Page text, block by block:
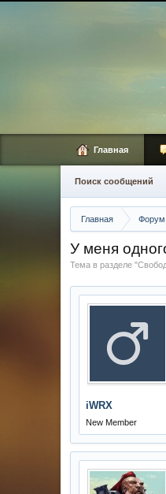
Главная Форум
У меня
Тема в разделе "
iWRX
New Member
Главная
Поиск сообщений